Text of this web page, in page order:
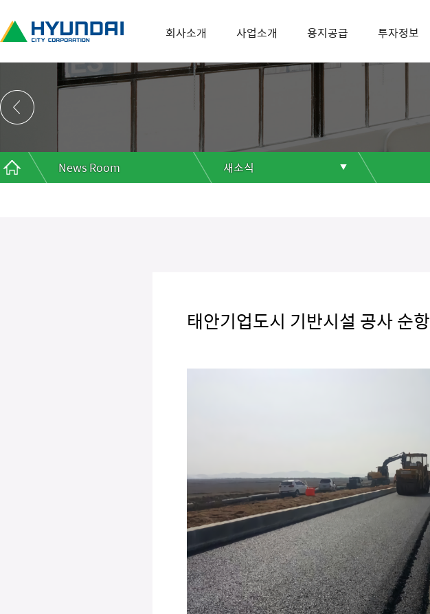
회사소개 사업소개 용지공급 투자정보
News Room 새소식
태안기업도시 기반시설 공사 순항